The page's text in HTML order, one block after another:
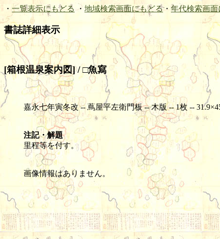
・ 一覧表示にもどる ・ 地域検索画面にもどる・ 年代検索画面
書誌詳細表示
[箱根温泉案内図] / □魚寫
嘉永七年寅冬改 -- 蔦屋平左衛門板 -- 木版 -- 1枚 --
注記・解題
里程等を付す。
画像情報はありません。